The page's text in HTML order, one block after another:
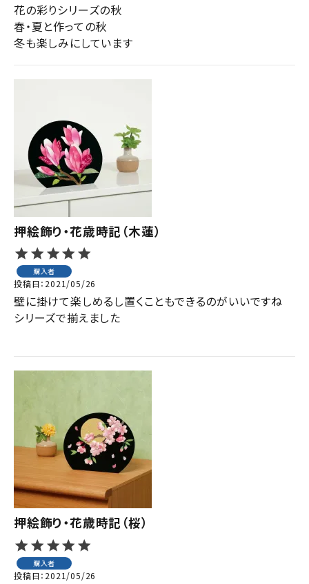
花の彩りシリーズの秋
春・夏と作っての秋
冬も楽しみにしています
押絵飾り・花歳時記（木蓮）
購入者
投稿日 2021/05/26
壁に掛けて楽しめるし置くこともできるのがいいですね
シリーズで揃えました
押絵飾り・花歳時記（桜）
購入者
投稿日 2021/05/26